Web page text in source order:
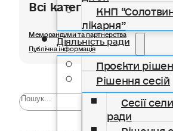
КНП
лікарня”
Діяльність ради
Проєкти
Рішення сесій
Сесії
ради
Меморандуми та партнерства
Публічна інформація